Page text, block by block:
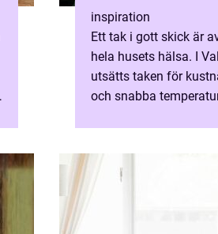
inspiration
Ett tak i gott skick är
hela husets hälsa. I
utsätts taken för
och snabba